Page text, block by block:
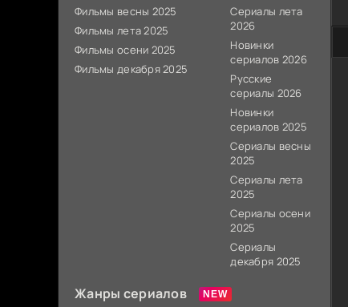
Фильмы весны 2025
Фильмы лета 2025
Фильмы осени 2025
Фильмы декабря 2025
Сериалы лета
2026
Новинки
сериалов 2026
Русские
сериалы 2026
Новинки
сериалов 2025
Сериалы весны
2025
Сериалы лета
2025
Сериалы осени
2025
Сериалы
декабря 2025
Жанры сериалов